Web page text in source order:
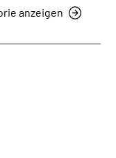
anzeigen